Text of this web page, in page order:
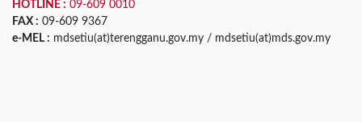
HOTLINE : 09-609 0010
FAX : 09-609 9367
e-MEL : mdsetiu(at)terengganu.gov.my / mdsetiu(at)mds.gov.my